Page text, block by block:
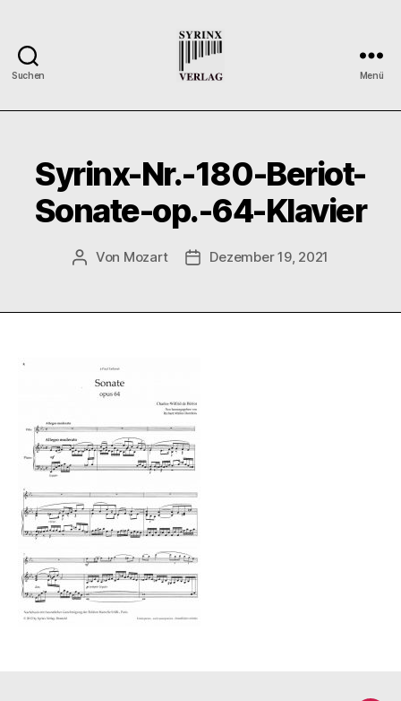
Suchen
Verlag
Verlag
der
Flötisten
Menü
Syrinx-Nr.-180-Beriot-
Sonate-op.-64-Klavier
Beitragsautor
Von Mozart Veröffentlichungsdatum
Dezember 19, 2021